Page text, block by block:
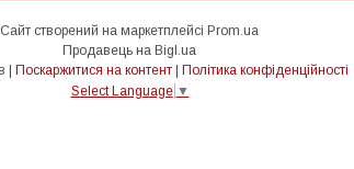
Сайт створений на маркетплейсі Prom.ua
Продавець на Bigl.ua
Поскаржитися на контент
Політика конфіденційності
Select Language ▼